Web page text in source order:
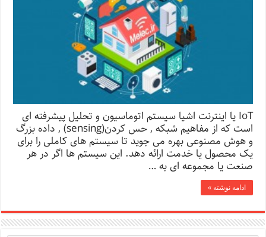
IoT یا اینترنت اشیا سیستم اتوماسیون و تحلیل پیشرفته ای
است که از مفاهیم شبکه , حس کردن(sensing) , داده بزرگ
و هوش مصنوعی بهره می جوید تا سیستم های کاملی را برای
یک محصول یا خدمت ارائه دهد. این سیستم ها اگر در هر
صنعت یا مجموعه ای به …
ادامه نوشته »